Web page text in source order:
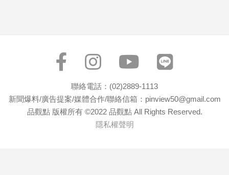
科
聯絡電話：(02)2889-1113
新聞爆料/廣告提案/媒體合作/聯絡信箱：pinview50@gmail.com
品觀點 版權所有 ©2022 品觀點 All Rights Reserved.
隱私權聲明